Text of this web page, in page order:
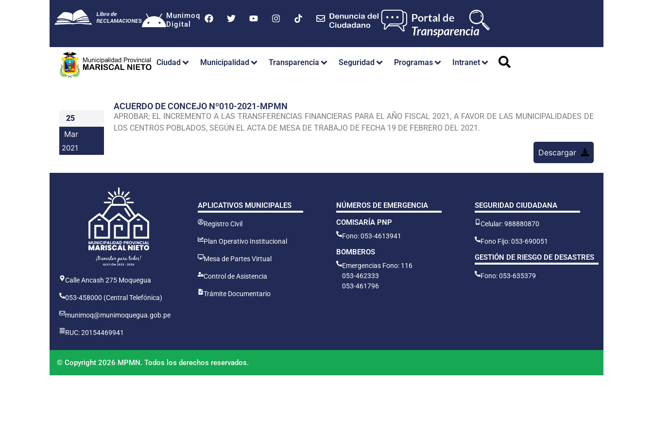
Munimoq
Digital
Ciudad Municipalidad Transparencia Seguridad Programas Intranet
25
Mar
2021
ACUERDO DE CONCEJO Nº010-2021-MPMN
APROBAR; EL INCREMENTO A LAS TRANSFERENCIAS FINANCIERAS PARA EL AÑO FISCAL 2021, A FAVOR DE LAS MUNICIPALIDADES DE
LOS CENTROS POBLADOS, SEGÚN EL ACTA DE MESA DE TRABAJO DE FECHA 19 DE FEBRERO DEL 2021.
Descargar
Calle Ancash 275 Moquegua
053-458000 (Central Telefónica)
munimoq@munimoquegua.gob.pe
RUC: 20154469941
APLICATIVOS MUNICIPALES
Registro Civil
Plan Operativo Institucional
Mesa de Partes Virtual
Control de Asistencia
Trámite Documentario
NÚMEROS DE EMERGENCIA
COMISARÍA PNP
Fono: 053-4613941
BOMBEROS
Emergencias Fono: 116
053-462333
053-461796
SEGURIDAD CIUDADANA
Celular: 988880870
Fono Fijo: 053-690051
GESTIÓN DE RIESGO DE DESASTRES
Fono: 053-635379
© Copyright 2026 MPMN. Todos los derechos reservados.